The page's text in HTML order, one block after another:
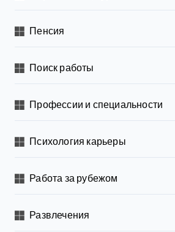
Пенсия
Поиск работы
Профессии и специальности
Психология карьеры
Работа за рубежом
Развлечения